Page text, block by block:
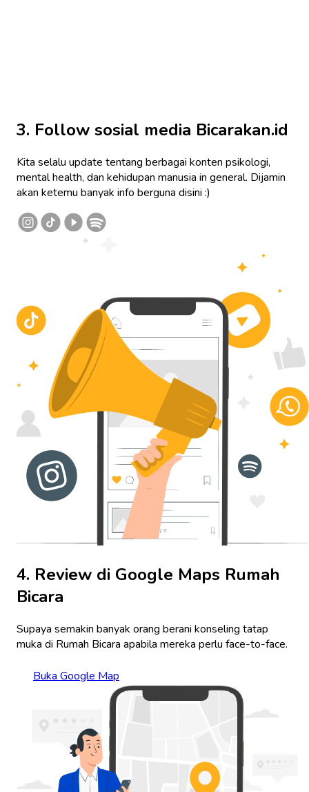
3. Follow sosial media Bicarakan.id
Kita selalu update tentang berbagai konten psikologi,
mental health, dan kehidupan manusia in general. Dijamin
akan ketemu banyak info berguna disini :)
4. Review di Google Maps Rumah
Bicara
Supaya semakin banyak orang berani konseling tatap
muka di Rumah Bicara apabila mereka perlu face-to-face.
Buka Google Map